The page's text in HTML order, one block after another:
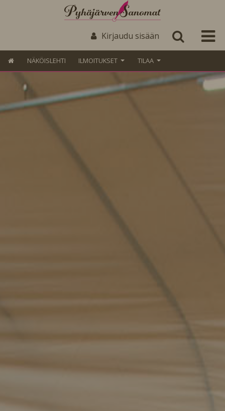
Kirjaudu sisään
NÄKÖISLEHTI ILMOITUKSET TILAA